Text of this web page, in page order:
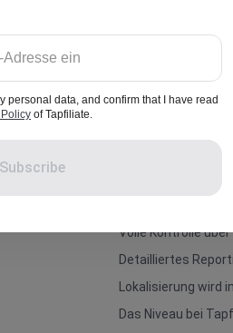
In this article
Volle Kontrolle
Detailliertes
Lokalisierung wird
Das Niveau bei
personal data, and confirm that I have read
of Tapfiliate.
Subscribe